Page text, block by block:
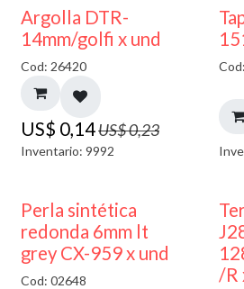
40% DESCUENTO
Argolla DTR-
14mm/golfi x und
Cod: 26420
US$ 0,14US$0,23
Inventario: 9992
Perla sintética
redonda 6mm lt
grey CX-959 x und
Cod: 02648
/R